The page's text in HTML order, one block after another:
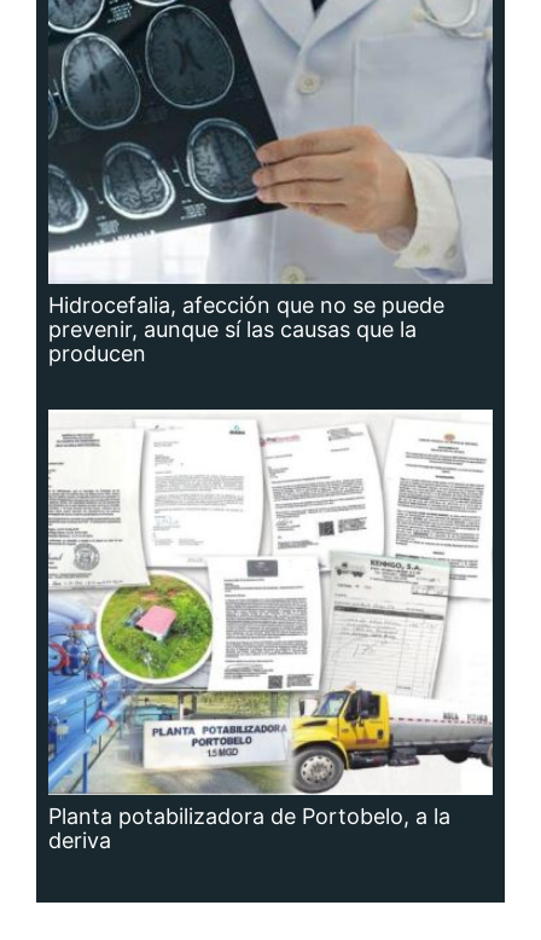
Hidrocefalia, afección que no se puede
prevenir, aunque sí las causas que la
producen
Planta potabilizadora de Portobelo, a la
deriva